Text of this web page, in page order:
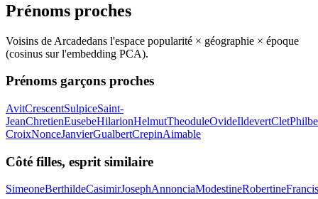
Prénoms proches
Voisins de Arcadedans l'espace popularité × géographie × époque
(cosinus sur l'embedding PCA).
Prénoms garçons proches
AvitCrescentSulpiceSaint-
JeanChretienEusebeHilarionHelmutTheoduleOvideIldevertClet
CroixNonceJanvierGualbertCrepinAimable
Côté filles, esprit similaire
SimeoneBerthildeCasimirJosephAnnonciaModestineRobertine